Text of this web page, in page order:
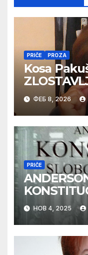
PRIČE PROZA
Kosa
ФЕБ 8, 2026
PRIČE
НОВ 4, 2025